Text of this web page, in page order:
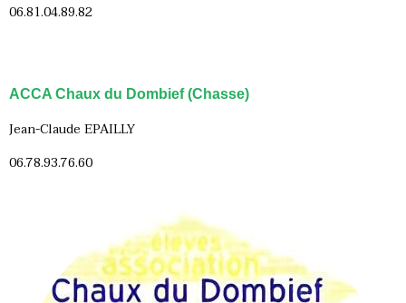
06.81.04.89.82
ACCA Chaux du Dombief (Chasse)
Jean-Claude EPAILLY
06.78.93.76.60